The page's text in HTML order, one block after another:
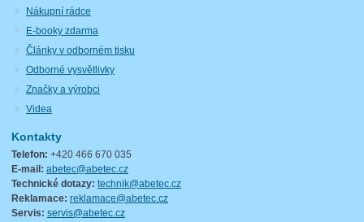
Nákupní rádce
E-booky zdarma
Články v odborném tisku
Odborné vysvětlivky
Značky a výrobci
Videa
Kontakty
Telefon: +420 466 670 035
E-mail: abetec@abetec.cz
Technické dotazy: technik@abetec.cz
Reklamace: reklamace@abetec.cz
Servis: servis@abetec.cz